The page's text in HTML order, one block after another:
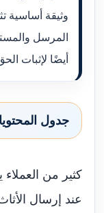
وثيقة أساسية
المرسل
أيضًا لإثبات
جدول
كثير من
عند إرسال